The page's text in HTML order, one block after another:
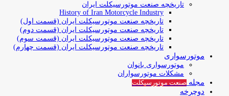
تاریخچه صنعت موتورسیکلت ایران
History of Iran Motorcycle Industry
تاریخچه صنعت موتورسیکلت ایران (قسمت اول)
تاریخچه صنعت موتورسیکلت ایران (قسمت دوم)
تاریخچه صنعت موتورسیکلت ایران (قسمت سوم)
تاریخچه صنعت موتورسیکلت ایران (قسمت چهارم)
موتورسواری
موتورسواری بانوان
مشکلات موتورسواران
مجله صنعت موتورسیکلت
دوچرخه